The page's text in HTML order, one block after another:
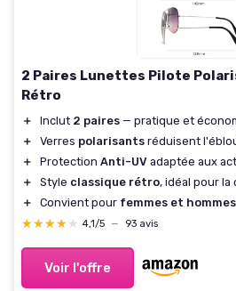
2 Paires Lunettes Pilote
Rétro
＋ Inclut 2 paires — pratique et
＋
Verres polarisants réduisent
＋
Protection Anti-UV adaptée aux
＋
Style classique rétro, idéal pour
＋
Convient pour femmes et hommes
★★★★★
★★★★★ 4,1/5 — 93 avis
Voir l'offre